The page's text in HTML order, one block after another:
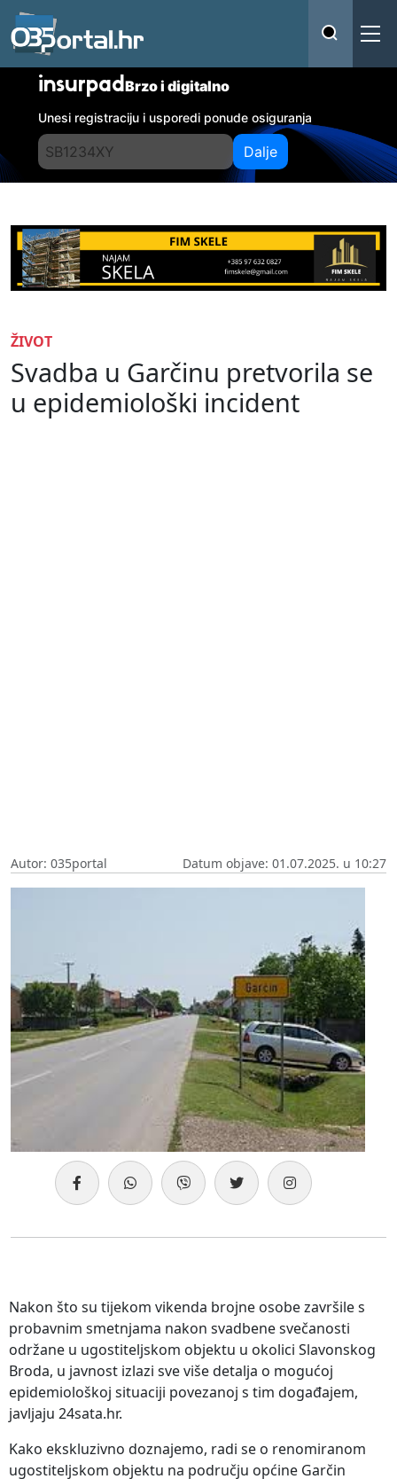
insurpadBrzo i digitalno
Unesi registraciju i usporedi ponude osiguranja
Dalje
ŽIVOT
Svadba u Garčinu pretvorila se
u epidemiološki incident
Autor: 035portal Datum objave: 01.07.2025. u 10:27
Nakon što su tijekom vikenda brojne osobe završile s
probavnim smetnjama nakon svadbene svečanosti
održane u ugostiteljskom objektu u okolici Slavonskog
Broda, u javnost izlazi sve više detalja o mogućoj
epidemiološkoj situaciji povezanoj s tim događajem,
javljaju 24sata.hr.
Kako ekskluzivno doznajemo, radi se o renomiranom
ugostiteljskom objektu na području općine Garčin